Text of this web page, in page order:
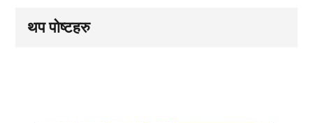
थप पोष्टहरु